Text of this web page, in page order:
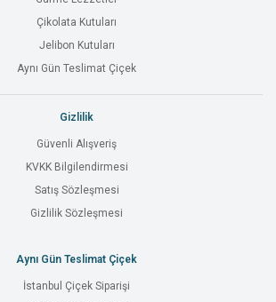
Çikolata Kutuları
Jelibon Kutuları
Aynı Gün Teslimat Çiçek
Gizlilik
Güvenli Alışveriş
KVKK Bilgilendirmesi
Satış Sözleşmesi
Gizlilik Sözleşmesi
Aynı Gün Teslimat Çiçek
İstanbul Çiçek Siparişi